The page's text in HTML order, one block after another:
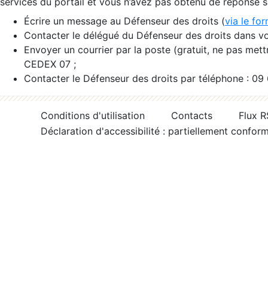
Écrire un message au Défenseur des droits (via le
Contacter le délégué du Défenseur des droits dans
Envoyer un courrier par la poste (gratuit, ne pas
CEDEX 07 ;
Contacter le Défenseur des droits par téléphone :
Conditions d'utilisation Contacts
Flux
Déclaration d'accessibilité : partiellement